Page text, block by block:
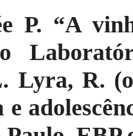
P. “A
Lyra, R.
e